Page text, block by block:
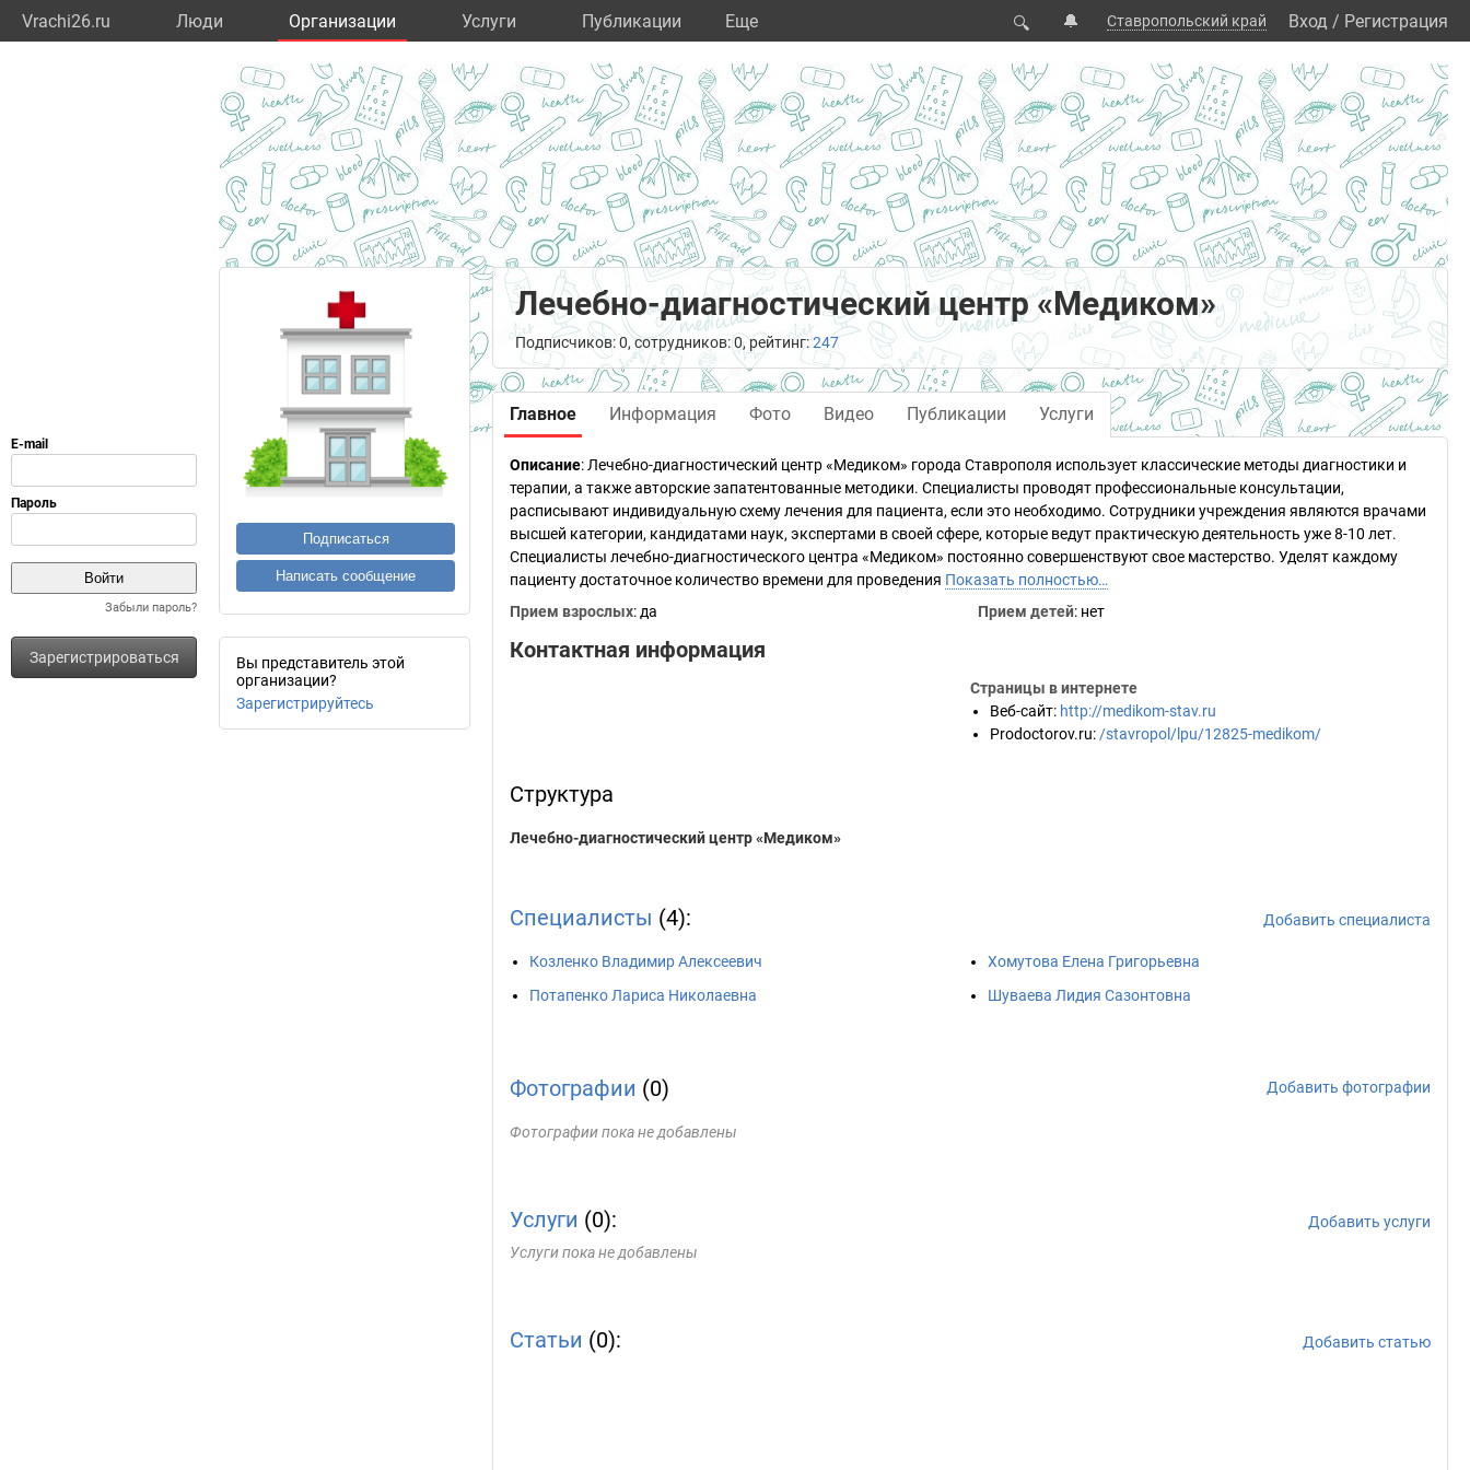
Vrachi26.ru Люди Организации Услуги Публикации Eще 🔍 🔔 Ставропольский край Вход / Регистрация
Забыли пароль?
Зарегистрироваться
Подписаться
Написать сообщение
Вы представитель этой
организации?
Зарегистрируйтесь
Лечебно-диагностический центр «Медиком»
Подписчиков: 0, сотрудников: 0, рейтинг:247
Главное Информация Фото Видео Публикации Услуги
Описание: Лечебно-диагностический центр «Медиком» города Ставрополя использует классические методы диагностики и
терапии, а также авторские запатентованные методики. Специалисты проводят профессиональные консультации,
расписывают индивидуальную схему лечения для пациента, если это необходимо. Сотрудники учреждения являются врачами
высшей категории, кандидатами наук, экспертами в своей сфере, которые ведут практическую деятельность уже 8-10 лет.
Специалисты лечебно-диагностического центра «Медиком» постоянно совершенствуют свое мастерство. Уделят каждому
пациенту достаточное количество времени для проведения Показать полностью…
Прием взрослых: да Прием детей: нет
Контактная информация
Страницы в интернете
Веб-сайт: http://medikom-stav.ru
Prodoctorov.ru: /stavropol/lpu/12825-medikom/
Структура
Лечебно-диагностический центр «Медиком»
Специалисты (4): Добавить специалиста
Козленко Владимир Алексеевич
Потапенко Лариса Николаевна
Хомутова Елена Григорьевна
Шуваева Лидия Сазонтовна
Фотографии (0) Добавить фотографии
Фотографии пока не добавлены
Услуги (0):
Добавить услуги
Услуги пока не добавлены
Статьи (0): Добавить статью